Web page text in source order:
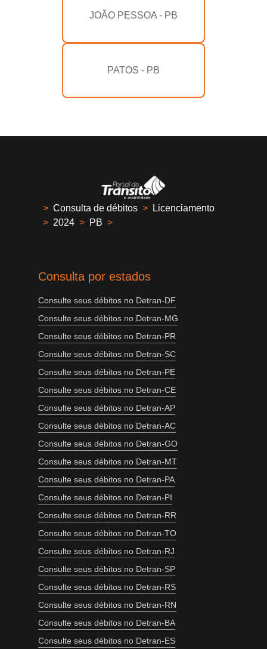
JOÃO PESSOA - PB
PATOS - PB
> Consulta de débitos >
Licenciamento
> 2024 > PB >
Consulta por estados
Consulte seus débitos no Detran-DF
Consulte seus débitos no Detran-MG
Consulte seus débitos no Detran-PR
Consulte seus débitos no Detran-SC
Consulte seus débitos no Detran-PE
Consulte seus débitos no Detran-CE
Consulte seus débitos no Detran-AP
Consulte seus débitos no Detran-AC
Consulte seus débitos no Detran-GO
Consulte seus débitos no Detran-MT
Consulte seus débitos no Detran-PA
Consulte seus débitos no Detran-PI
Consulte seus débitos no Detran-RR
Consulte seus débitos no Detran-TO
Consulte seus débitos no Detran-RJ
Consulte seus débitos no Detran-SP
Consulte seus débitos no Detran-RS
Consulte seus débitos no Detran-RN
Consulte seus débitos no Detran-BA
Consulte seus débitos no Detran-ES